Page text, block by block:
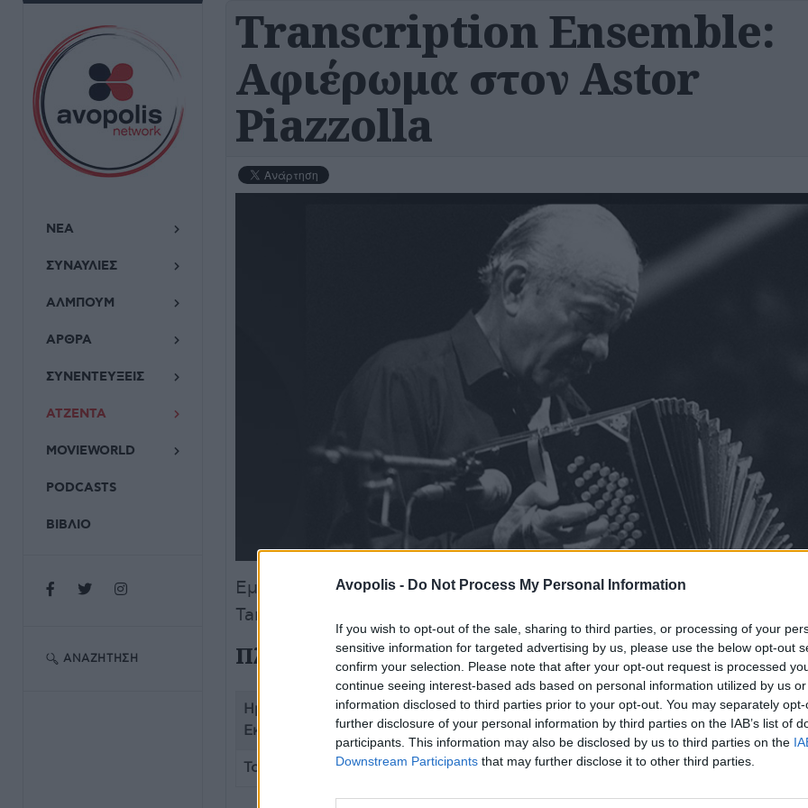
Avopolis - Do Not Process My Personal Information
If you wish to opt-out of the sale, sharing to third parties, or processing of your
sensitive information for targeted advertising by us, please use the below opt-out
confirm your selection. Please note that after your opt-out request is processed
continue seeing interest-based ads based on personal information utilized by us
information disclosed to third parties prior to your opt-out. You may separately
further disclosure of your personal information by third parties on the IAB’s list of
participants. This information may also be disclosed by us to third parties on the
Downstream Participants that may further disclose it to other third parties.
ΝΕΑ
ΣΥΝΑΥΛΙΕΣ
ΑΛΜΠΟΥΜ
ΑΡΘΡΑ
ΣΥΝΕΝΤΕΥΞΕΙΣ
ΑΤΖΕΝΤΑ
MOVIEWORLD
PODCASTS
ΒΙΒΛΙΟ
ΑΝΑΖΉΤΗΣΗ
Transcription Ensemble:
Αφιέρωμα στον Astor
Piazzolla
Εμβληματικά έργα του διάσημου Αργεντινού συνθέτη που έκανε
Tango γνωστό παγκοσμίως.
Πληροφορίες εκδήλωσης
Ημερομηνία
Εκδήλωσης
04-07-2025 21:30
Τοποθεσία Μέγαρο Μουσικής Θεσσαλονίκης